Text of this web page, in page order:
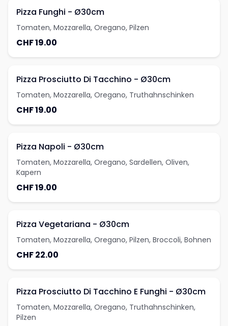
Pizza Funghi - Ø30cm
Tomaten, Mozzarella, Oregano, Pilzen
CHF 19.00
Pizza Prosciutto Di Tacchino - Ø30cm
Tomaten, Mozzarella, Oregano, Truthahnschinken
CHF 19.00
Pizza Napoli - Ø30cm
Tomaten, Mozzarella, Oregano, Sardellen, Oliven,
Kapern
CHF 19.00
Pizza Vegetariana - Ø30cm
Tomaten, Mozzarella, Oregano, Pilzen, Broccoli, Bohnen
CHF 22.00
Pizza Prosciutto Di Tacchino E Funghi - Ø30cm
Tomaten, Mozzarella, Oregano, Truthahnschinken,
Pilzen